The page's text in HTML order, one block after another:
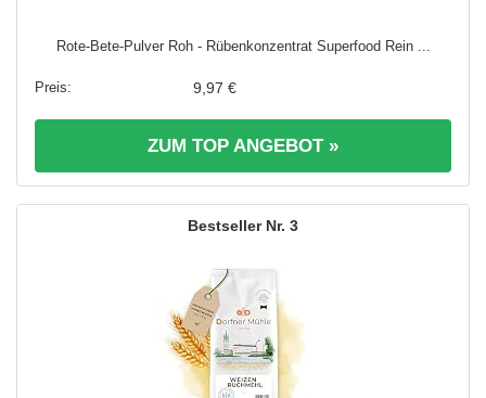
Rote-Bete-Pulver Roh - Rübenkonzentrat Superfood Rein ...
9,97 €
ZUM TOP ANGEBOT »
3